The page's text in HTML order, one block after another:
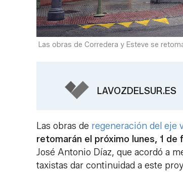
Las obras de Corredera y Esteve se
LAVOZDELSUR.ES
Las obras de regeneración del eje
retomarán el próximo lunes, 1 de
José Antonio Díaz, que acordó a
taxistas dar continuidad a este